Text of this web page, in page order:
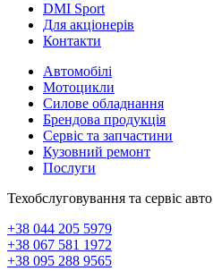
DMI Sport
Для акціонерів
Контакти
Автомобілі
Мотоцикли
Силове обладнання
Брендова продукція
Сервіс та запчастини
Кузовний ремонт
Послуги
Техобслуговування та сервіс авто
+38 044 205 5979
+38 067 581 1972
+38 095 288 9565